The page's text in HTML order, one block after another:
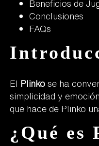
Beneficios de
Conclusiones
FAQs
El Plinkose ha
simplicidad y
que hace de Plinko
¿Qué es